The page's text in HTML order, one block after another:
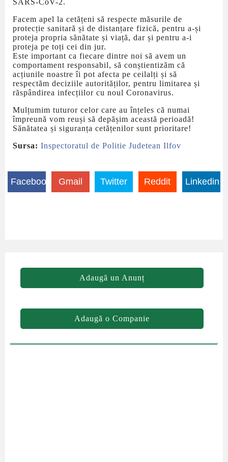
Facem apel la cetățeni să respecte măsurile de
protecție sanitară și de distanțare fizică, pentru a-și
proteja propria sănătate și viață, dar și pentru a-i
proteja pe toți cei din jur.
Este important ca fiecare dintre noi să avem un
comportament responsabil, să conștientizăm că
acțiunile noastre îi pot afecta pe ceilalți și să
respectăm deciziile autorităților, pentru limitarea și
răspândirea infecțiilor cu noul Coronavirus.
Mulțumim tuturor celor care au înțeles că numai
împreună vom reuși să depășim această perioadă!
Sănătatea și siguranța cetățenilor sunt prioritare!
Sursa: Inspectoratul de Politie Judetean Ilfov
Facebook Gmail Twitter Reddit Linkedin
Adaugă un Anunț
Adaugă o Companie